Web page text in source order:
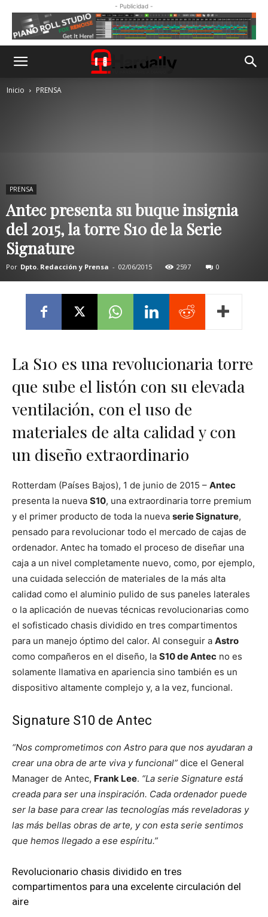
- Publicidad -
Inicio PRENSA
PRENSA
Antec presenta su buque insignia
del 2015, la torre S10 de la Serie
Signature
Por Dpto. Redacción y Prensa - 02/06/2015 2597 0
La S10 es una revolucionaria torre
que sube el listón con su elevada
ventilación, con el uso de
materiales de alta calidad y con
un diseño extraordinario
Rotterdam (Países Bajos), 1 de junio de 2015 – Antec
presenta la nueva S10, una extraordinaria torre premium
y el primer producto de toda la nueva serie Signature,
pensado para revolucionar todo el mercado de cajas de
ordenador. Antec ha tomado el proceso de diseñar una
caja a un nivel completamente nuevo, como, por ejemplo,
una cuidada selección de materiales de la más alta
calidad como el aluminio pulido de sus paneles laterales
o la aplicación de nuevas técnicas revolucionarias como
el sofisticado chasis dividido en tres compartimentos
para un manejo óptimo del calor. Al conseguir a Astro
como compañeros en el diseño, la S10 de Antec no es
solamente llamativa en apariencia sino también es un
dispositivo altamente complejo y, a la vez, funcional.
Signature S10 de Antec
“Nos comprometimos con Astro para que nos ayudaran a
crear una obra de arte viva y funcional” dice el General
Manager de Antec, Frank Lee. “La serie Signature está
creada para ser una inspiración. Cada ordenador puede
ser la base para crear las tecnologías más reveladoras y
las más bellas obras de arte, y con esta serie sentimos
que hemos llegado a ese espíritu.”
Revolucionario chasis dividido en tres
compartimentos para una excelente circulación del
aire